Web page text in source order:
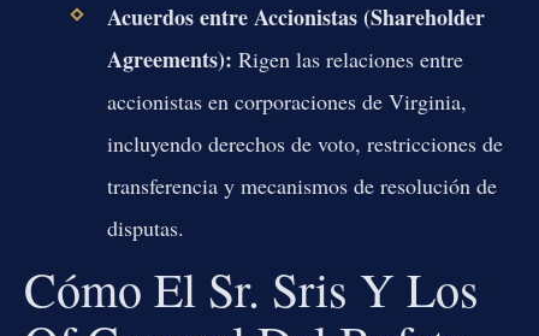
Acuerdos entre Accionistas (Shareholder
Agreements): Rigen las relaciones entre
accionistas en corporaciones de Virginia,
incluyendo derechos de voto, restricciones de
transferencia y mecanismos de resolución de
disputas.
Cómo El Sr. Sris Y Los